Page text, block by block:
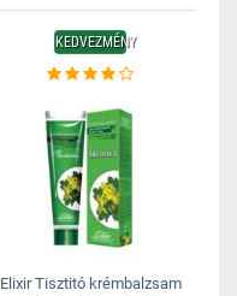
KEDVEZMÉNY
Elixir Tisztitó krémbalzsam